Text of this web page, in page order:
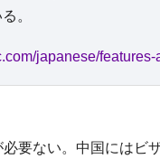
。
要ない。中国にはビ